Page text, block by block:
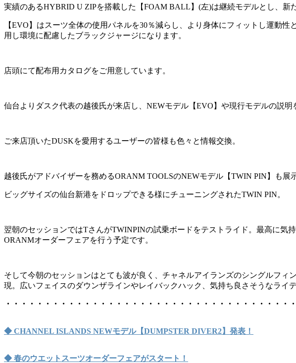
実績のあるHYBRID U ZIPを搭載した【FOAM BALL】(左)は継続モデルとし、新
【EVO】はスーツ全体の使用パネルを30％減らし、より身体にフィットし運動
用し環境に配慮したブラックジャージになります。
店頭にて配布用カタログをご用意しています。
仙台よりダスク代表の越後氏が来店し、NEWモデル【EVO】や現行モデルの説明
ご来店頂いたDUSKを愛用するユーザーの皆様も色々と情報交換。
越後氏がアドバイザーを務めるORANM TOOLSのNEWモデル【TWIN PIN】も展示
ビッグサイズの仙台新港をドロップできる様にチューニングされたTWIN PIN。
翌朝のセッションではTさんがTWINPINの試乗ボードをテストライド。最高に気
ORANMオーダーフェアを行う予定です。
そして今朝のセッションはとても波が良く、チャネルアイランズのシングルフ
現。広いフェイスのダウンザラインやレイバックハック、気持ち良さそうなライ
・・・・・・・・・・・・・・・・・・・・・・・・・・・・・・・・・・・・
◆ CHANNEL ISLANDS NEWモデル【DUMPSTER DIVER2】発表！
◆ 春のウエットスーツオーダーフェアがスタート！